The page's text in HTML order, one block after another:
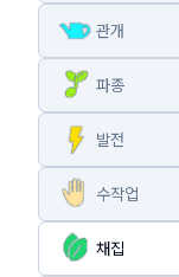
관개
파종
발전
수작업
채집